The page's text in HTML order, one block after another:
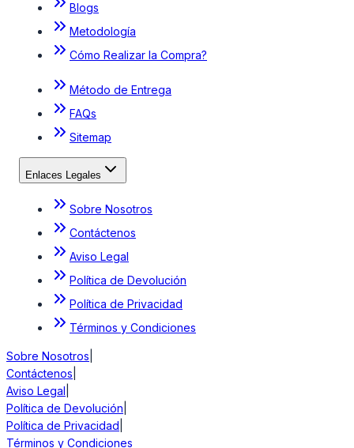
Blogs
Metodología
Cómo Realizar la Compra?
Método de Entrega
FAQs
Sitemap
Enlaces Legales
Sobre Nosotros
Contáctenos
Aviso Legal
Política de Devolución
Política de Privacidad
Términos y Condiciones
Sobre Nosotros
Contáctenos
Aviso Legal
Política de Devolución
Política de Privacidad
Términos y Condiciones